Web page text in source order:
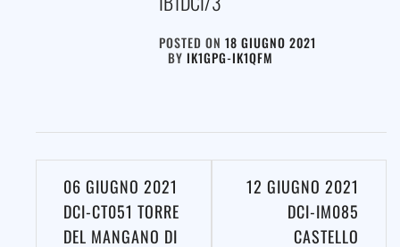
POSTED ON 18 GIUGNO 2021
BY IK1GPG-IK1QFM
Navigazione
articoli
06 GIUGNO 2021
DCI-CT051 TORRE
DEL MANGANO DI
12 GIUGNO 2021
DCI-IM085
CASTELLO